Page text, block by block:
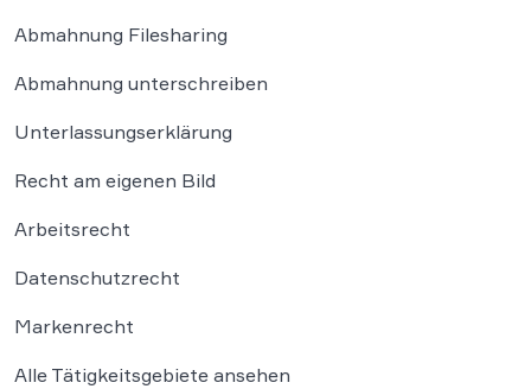
Abmahnung Filesharing
Abmahnung unterschreiben
Unterlassungserklärung
Recht am eigenen Bild
Arbeitsrecht
Datenschutzrecht
Markenrecht
Alle Tätigkeitsgebiete ansehen